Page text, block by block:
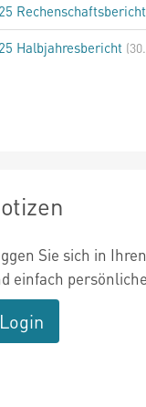
Rechenschaftsbericht
Halbjahresbericht
Sie sich in
einfach
Login